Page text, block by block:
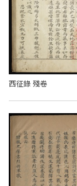
西征錄 殘卷